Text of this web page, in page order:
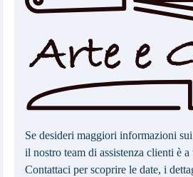
Se desideri maggiori informazioni
il nostro team di assistenza clienti è
Contattaci per scoprire le date, i